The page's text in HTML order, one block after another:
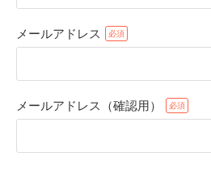
メールアドレス
メールアドレス（確認用）アプリで開く